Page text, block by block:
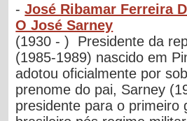
-José Ribamar Ferreira
O José Sarney
(1930 - ) Presidente da
(1985-1989) nascido em
adotou oficialmente por
prenome do pai, Sarney
presidente para o primeiro